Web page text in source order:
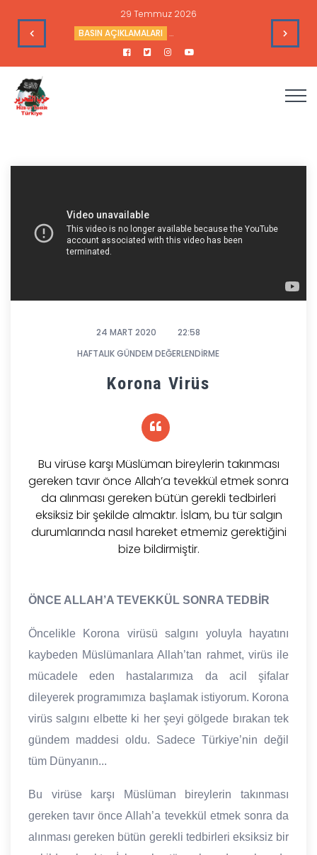
29 Temmuz 2026
Toplantısı - 7 Temmuz 2026
BASIN AÇIKLAMALARI Ne Trump Ne NATO Kâfirle
24 MART 2020
22:58
HAFTALIK GÜNDEM DEĞERLENDİRME
Korona Virüs
Bu virüse karşı Müslüman bireylerin takınması
gereken tavır önce Allah’a tevekkül etmek sonra
da alınması gereken bütün gerekli tedbirleri
eksiksiz bir şekilde almaktır. İslam, bu tür salgın
durumlarında nasıl hareket etmemiz gerektiğini
bize bildirmiştir.
ÖNCE ALLAH’A TEVEKKÜL SONRA TEDBİR
Öncelikle Korona virüsü salgını yoluyla hayatını
kaybeden Müslümanlara Allah’tan rahmet, virüs ile
mücadele eden hastalarımıza da acil şifalar
dileyerek programımıza başlamak istiyorum. Korona
virüs salgını elbette ki her şeyi gölgede bırakan tek
gündem maddesi oldu. Sadece Türkiye’nin değil
tüm Dünyanın...
Bu virüse karşı Müslüman bireylerin takınması
gereken tavır önce Allah’a tevekkül etmek sonra da
alınması gereken bütün gerekli tedbirleri eksiksiz bir